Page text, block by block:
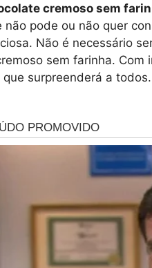
cremoso sem
não pode ou não quer
Não é necessário
sem farinha.
que surpreenderá a todos.